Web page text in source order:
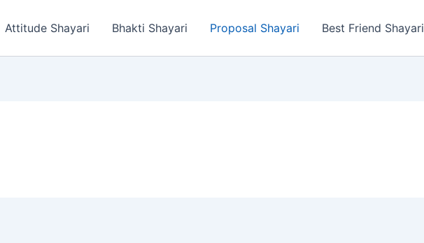
Attitude Shayari Bhakti Shayari Proposal Shayari Best Friend Shayari